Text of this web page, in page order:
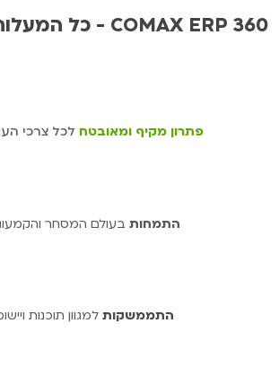
.כל המעלות כבר בפנים - COMAX ERP 360
פתרון מקיף ומאובטח לכל צרכי
התמחות בעולם המסחר
התממשקות למגוון תוכנות